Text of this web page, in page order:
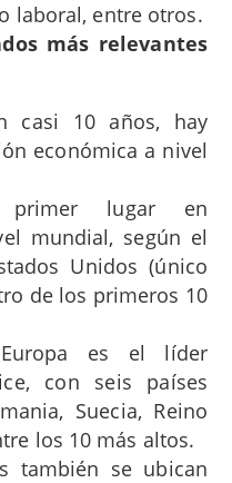
laboral, entre otros.
más relevantes
casi 10 años, hay
económica a nivel
lugar en
mundial, según el
Unidos (único
de los primeros 10
es el líder
con seis países
Suecia, Reino
los 10 más altos.
también se ubican